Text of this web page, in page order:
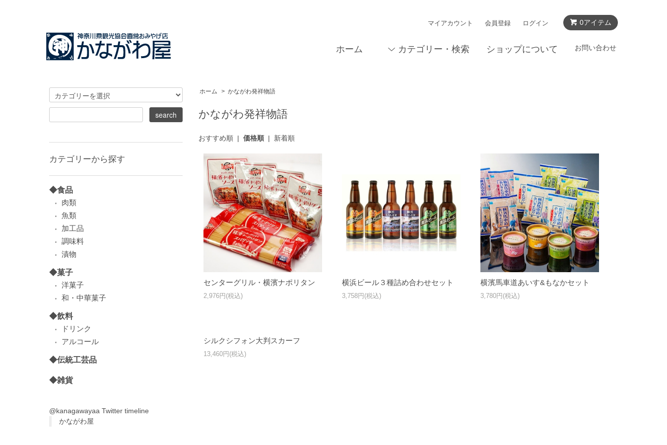
0アイテム
マイアカウント 会員登録 ログイン
ホーム カテゴリー・検索 ショップについて お問い合わせ
ホーム > かながわ発祥物語
かながわ発祥物語
おすすめ順| 価格順| 新着順
センターグリル・横濱ナポリタン
2,976円(税込)
横浜ビール３種詰め合わせセット
3,758円(税込)
横濱馬車道あいす&もなかセット
3,780円(税込)
シルクシフォン大判スカーフ
13,460円(税込)
カテゴリーから探す
◆食品
肉類
魚類
加工品
調味料
漬物
◆菓子
洋菓子
和・中華菓子
◆飲料
ドリンク
アルコール
◆伝統工芸品
◆雑貨
@kanagawayaa Twitter timeline
かながわ屋